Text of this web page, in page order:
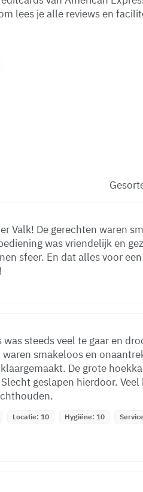
lees je alle reviews en
Valk! De gerechten waren
was vriendelijk en
sfeer. En dat alles voor
steeds veel te gaar en
smakeloos en
De grote
geslapen hierdoor. Veel
Locatie: 10 Hygiëne: 10